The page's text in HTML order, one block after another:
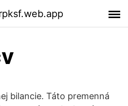
bilancie. Táto premenná